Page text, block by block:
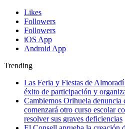
Likes
Followers
Followers
iOS App
Android App
Trending
Las Feria y Fiestas de
éxito de participación y
Cambiemos Orihuela denuncia
comenzará otro curso escolar
resolver sus graves deficiencias